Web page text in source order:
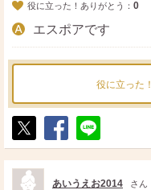
役に立った！ありがとう： 0
エスポアです
役に立った！
ポ
ス
ト
シ
ェ
送
る
あいうえお2014 さん